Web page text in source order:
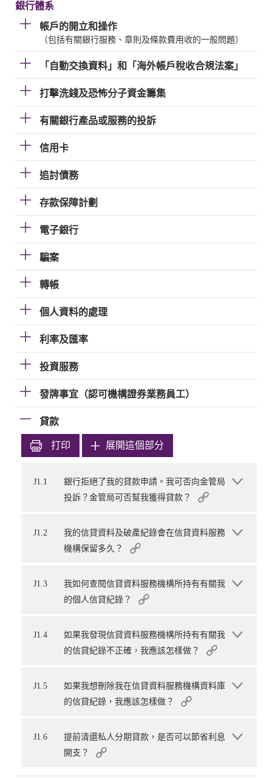
銀行體系
帳戶的開立和操作
（包括有關銀行服務、章則及條款費用收的一般問題）
「自動交換資料」和「海外帳戶稅收合規法案」
打擊洗錢及恐怖分子資金籌集
有關銀行產品或服務的投訴
信用卡
追討債務
存款保障計劃
電子銀行
騙案
轉帳
個人資料的處理
利率及匯率
投資服務
發牌事宜（認可機構證券業務員工）
貸款
打印 展開這個部分
J1.1
銀行拒絕了我的貸款申請。我可否向金管局
投訴？金管局可否幫我獲得貸款？
J1.2
我的信貸資料及破產紀錄會在信貸資料服務
機構保留多久？
J1.3
我如何查閱信貸資料服務機構所持有有關我
的個人信貸紀錄？
J1.4
如果我發現信貸資料服務機構所持有有關我
的信貸紀錄不正確，我應該怎樣做？
J1.5
如果我想刪除我在信貸資料服務機構資料庫
的信貸紀錄，我應該怎樣做？
J1.6
提前清還私人分期貸款，是否可以節省利息
開支？